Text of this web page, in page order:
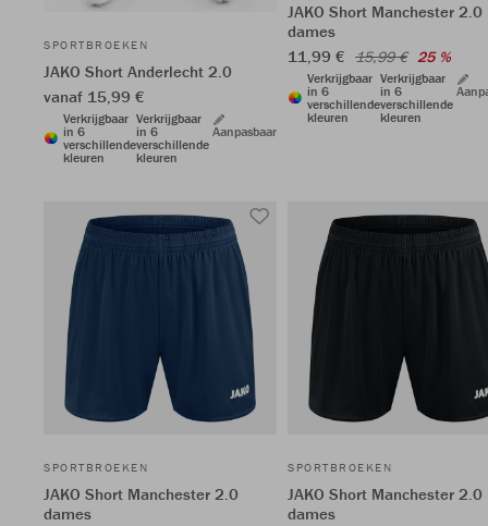
SPORTBROEKEN
JAKO Short Anderlecht 2.0
vanaf 15,99 €
Verkrijgbaar
in 6
verschillende
kleuren
Verkrijgbaar
in 6
verschillende
kleuren
Aanpasbaar
JAKO Short Manchester 2.0
dames
11,99 € 15,99 € 25 %
Verkrijgbaar
in 6
verschillende
kleuren
Verkrijgbaar
in 6
verschillende
kleuren
SPORTBROEKEN
JAKO Short Manchester 2.0
dames
SPORTBROEKEN
JAKO Short Manchester 2.0
dames